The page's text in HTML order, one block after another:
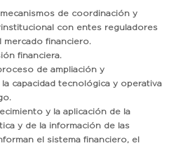
de coordinación y
con entes reguladores
financiero.
financiera.
de ampliación y
capacidad tecnológica y operativa
y la aplicación de la
y de la información de las
el sistema financiero, el